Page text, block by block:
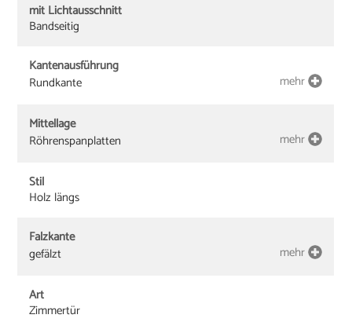
mit Lichtausschnitt
Bandseitig
Kantenausführung
Rundkante
mehr
Mittellage
Röhrenspanplatten
mehr
Stil
Holz längs
Falzkante
gefälzt
mehr
Art
Zimmertür